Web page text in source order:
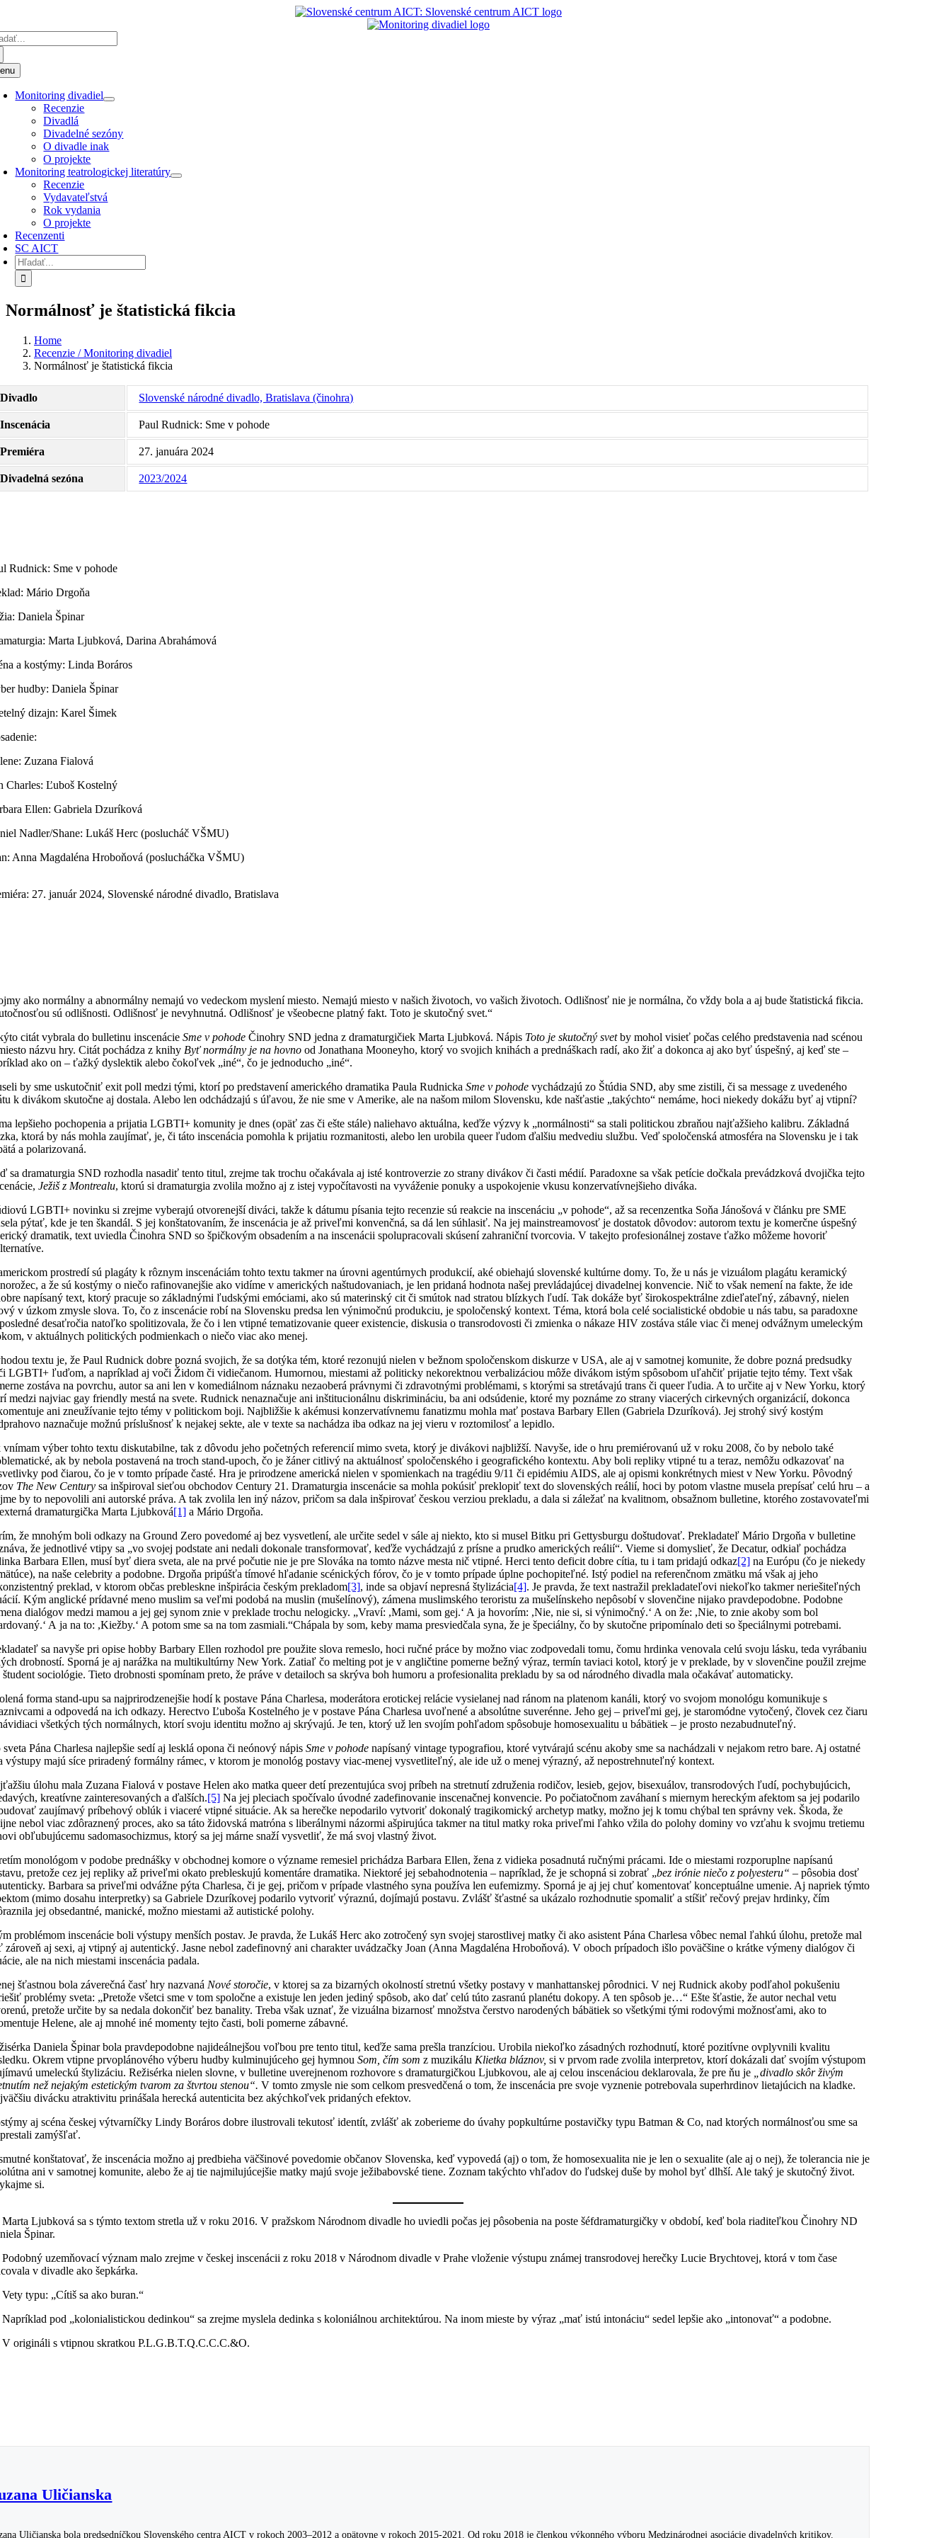
obsahu
Monitoring divadiel
Recenzie
Divadlá
Divadelné sezóny
O divadle inak
O projekte
Monitoring teatrologickej literatúry
Recenzie
Vydavateľstvá
Rok vydania
O projekte
Recenzenti
SC AICT
Hľadať:
Normálnosť je štatistická fikcia
Home
Recenzie / Monitoring divadiel
Normálnosť je štatistická fikcia
Divadlo Slovenské národné divadlo, Bratislava (činohra)
Inscenácia Paul Rudnick: Sme v pohode
Premiéra 27. januára 2024
Divadelná sezóna 2023/2024
Rudnick: Sme v pohode
Mário Drgoňa
Daniela Špinar
Marta Ljubková, Darina Abrahámová
a kostýmy: Linda Boráros
hudby: Daniela Špinar
dizajn: Karel Šimek
Zuzana Fialová
Charles: Ľuboš Kostelný
Ellen: Gabriela Dzuríková
Nadler/Shane: Lukáš Herc (poslucháč VŠMU)
Anna Magdaléna Hroboňová (poslucháčka VŠMU)
27. január 2024, Slovenské národné divadlo, Bratislava
ako normálny a abnormálny nemajú vo vedeckom myslení miesto. Nemajú miesto v našich životoch, vo vašich životoch. Odlišnosť nie je normálna, čo vždy bola a aj bude štatistická fikcia.
sú odlišnosti. Odlišnosť je nevyhnutná. Odlišnosť je všeobecne platný fakt. Toto je skutočný svet.“
citát vybrala do bulletinu inscenácieSme v pohodeČinohry SND jedna z dramaturgičiek Marta Ljubková. Nápis Toto je skutočný svetby mohol visieť počas celého predstavenia nad scénou
názvu hry. Citát pochádza z knihy Byť normálny je na hovno od Jonathana Mooneyho, ktorý vo svojich knihách a prednáškach radí, ako žiť a dokonca aj ako byť úspešný, aj keď ste –
ako on – ťažký dyslektik alebo čokoľvek „iné“, čo je jednoducho „iné“.
by sme uskutočniť exit poll medzi tými, ktorí po predstavení amerického dramatika Paula RudnickaSme v pohode vychádzajú zo Štúdia SND, aby sme zistili, či sa message z uvedeného
k divákom skutočne aj dostala. Alebo len odchádzajú s úľavou, že nie sme v Amerike, ale na našom milom Slovensku, kde našťastie „takýchto“ nemáme, hoci niekedy dokážu byť aj vtipní?
lepšieho pochopenia a prijatia LGBTI+ komunity je dnes (opäť zas či ešte stále) naliehavo aktuálna, keďže výzvy k „normálnosti“ sa stali politickou zbraňou najťažšieho kalibru. Základná
ktorá by nás mohla zaujímať, je, či táto inscenácia pomohla k prijatiu rozmanitosti, alebo len urobila queer ľudom ďalšiu medvediu službu. Veď spoločenská atmosféra na Slovensku je i tak
a polarizovaná.
sa dramaturgia SND rozhodla nasadiť tento titul, zrejme tak trochu očakávala aj isté kontroverzie zo strany divákov či časti médií. Paradoxne sa však petície dočkala prevádzková dvojička tejto
Ježiš z Montrealu, ktorú si dramaturgia zvolila možno aj z istej vypočítavosti na vyváženie ponuky a uspokojenie vkusu konzervatívnejšieho diváka.
LGBTI+ novinku si zrejme vyberajú otvorenejší diváci, takže k dátumu písania tejto recenzie sú reakcie na inscenáciu „v pohode“, až sa recenzentka Soňa Jánošová v článku pre SME
pýtať, kde je ten škandál. S jej konštatovaním, že inscenácia je až priveľmi konvenčná, sa dá len súhlasiť. Na jej mainstreamovosť je dostatok dôvodov: autorom textu je komerčne úspešný
dramatik, text uviedla Činohra SND so špičkovým obsadením a na inscenácii spolupracovali skúsení zahraniční tvorcovia. V takejto profesionálnej zostave ťažko môžeme hovoriť
prostredí sú plagáty k rôznym inscenáciám tohto textu takmer na úrovni agentúrnych produkcií, aké obiehajú slovenské kultúrne domy. To, že u nás je vizuálom plagátu keramický
a že sú kostýmy o niečo rafinovanejšie ako vidíme v amerických naštudovaniach, je len pridaná hodnota našej prevládajúcej divadelnej konvencie. Nič to však nemení na fakte, že ide
napísaný text, ktorý pracuje so základnými ľudskými emóciami, ako sú materinský cit či smútok nad stratou blízkych ľudí. Tak dokáže byť širokospektrálne zdieľateľný, zábavný, nielen
v úzkom zmysle slova. To, čo z inscenácie robí na Slovensku predsa len výnimočnú produkciu, je spoločenský kontext. Téma, ktorá bola celé socialistické obdobie u nás tabu, sa paradoxne
desaťročia natoľko spolitizovala, že čo i len vtipné tematizovanie queer existencie, diskusia o transrodovosti či zmienka o nákaze HIV zostáva stále viac či menej odvážnym umeleckým
v aktuálnych politických podmienkach o niečo viac ako menej.
textu je, že Paul Rudnick dobre pozná svojich, že sa dotýka tém, ktoré rezonujú nielen v bežnom spoločenskom diskurze v USA, ale aj v samotnej komunite, že dobre pozná predsudky
LGBTI+ ľuďom, a napríklad aj voči Židom či vidiečanom. Humornou, miestami až politicky nekorektnou verbalizáciou môže divákom istým spôsobom uľahčiť prijatie tejto témy. Text však
zostáva na povrchu, autor sa ani len v komediálnom náznaku nezaoberá právnymi či zdravotnými problémami, s ktorými sa stretávajú trans či queer ľudia. A to určite aj v New Yorku, ktorý
medzi najviac gay friendly mestá na svete. Rudnick nenaznačuje ani inštitucionálnu diskrimináciu, ba ani odsúdenie, ktoré my poznáme zo strany viacerých cirkevných organizácií, dokonca
ani zneužívanie tejto témy v politickom boji. Najbližšie k akémusi konzervatívnemu fanatizmu mohla mať postava Barbary Ellen (Gabriela Dzuríková). Jej strohý sivý kostým
naznačuje možnú príslušnosť k nejakej sekte, ale v texte sa nachádza iba odkaz na jej vieru v roztomilosť a lepidlo.
výber tohto textu diskutabilne, tak z dôvodu jeho početných referencií mimo sveta, ktorý je divákovi najbližší. Navyše, ide o hru premiérovanú už v roku 2008, čo by nebolo také
ak by nebola postavená na troch stand-upoch, čo je žáner citlivý na aktuálnosť spoločenského i geografického kontextu. Aby boli repliky vtipné tu a teraz, nemôžu odkazovať na
pod čiarou, čo je v tomto prípade časté. Hra je prirodzene americká nielen v spomienkach na tragédiu 9/11 či epidémiu AIDS, ale aj opismi konkrétnych miest v New Yorku. Pôvodný
The New Century sa inšpiroval sieťou obchodov Century 21. Dramaturgia inscenácie sa mohla pokúsiť preklopiť text do slovenských reálií, hoci by potom vlastne musela prepísať celú hru – a
by to nepovolili ani autorské práva. A tak zvolila len iný názov, pričom sa dala inšpirovať českou verziou prekladu, a dala si záležať na kvalitnom, obsažnom bulletine, ktorého zostavovateľmi
dramaturgička Marta Ljubková[1] a Mário Drgoňa.
že mnohým boli odkazy na Ground Zero povedomé aj bez vysvetlení, ale určite sedel v sále aj niekto, kto si musel Bitku pri Gettysburgu doštudovať. Prekladateľ Mário Drgoňa v bulletine
že jednotlivé vtipy sa „vo svojej podstate ani nedali dokonale transformovať, keďže vychádzajú z prísne a prudko amerických reálií“. Vieme si domyslieť, že Decatur, odkiaľ pochádza
Barbara Ellen, musí byť diera sveta, ale na prvé počutie nie je pre Slováka na tomto názve mesta nič vtipné. Herci tento deficit dobre cítia, tu i tam pridajú odkaz[2] na Európu (čo je niekedy
na naše celebrity a podobne. Drgoňa pripúšťa tímové hľadanie scénických fórov, čo je v tomto prípade úplne pochopiteľné. Istý podiel na referenčnom zmätku má však aj jeho
preklad, v ktorom občas prebleskne inšpirácia českým prekladom[3], inde sa objaví nepresná štylizácia[4]. Je pravda, že text nastražil prekladateľovi niekoľko takmer neriešiteľných
Kým anglické prídavné meno muslim sa veľmi podobá na muslin (mušelínový), zámena muslimského teroristu za mušelínskeho nepôsobí v slovenčine nijako pravdepodobne. Podobne
dialógov medzi mamou a jej gej synom znie v preklade trochu nelogicky. „Vraví: ,Mami, som gej.‘ A ja hovorím: ,Nie, nie si, si výnimočný.‘ A on že: ,Nie, to znie akoby som bol
A ja na to: ,Kiežby.‘ A potom sme sa na tom zasmiali.“Chápala by som, keby mama presviedčala syna, že je špeciálny, čo by skutočne pripomínalo deti so špeciálnymi potrebami.
sa navyše pri opise hobby Barbary Ellen rozhodol pre použite slova remeslo, hoci ručné práce by možno viac zodpovedali tomu, čomu hrdinka venovala celú svoju lásku, teda vyrábaniu
drobností. Sporná je aj narážka na multikultúrny New York. Zatiaľ čo melting pot je v angličtine pomerne bežný výraz, termín taviaci kotol, ktorý je v preklade, by v slovenčine použil zrejme
študent sociológie. Tieto drobnosti spomínam preto, že práve v detailoch sa skrýva boh humoru a profesionalita prekladu by sa od národného divadla mala očakávať automaticky.
forma stand-upu sa najprirodzenejšie hodí k postave Pána Charlesa, moderátora erotickej relácie vysielanej nad ránom na platenom kanáli, ktorý vo svojom monológu komunikuje s
a odpovedá na ich odkazy. Herectvo Ľuboša Kostelného je v postave Pána Charlesa uvoľnené a absolútne suverénne. Jeho gej – priveľmi gej, je staromódne vytočený, človek cez čiaru
všetkých tých normálnych, ktorí svoju identitu možno aj skrývajú. Je ten, ktorý už len svojím pohľadom spôsobuje homosexualitu u bábätiek – je prosto nezabudnuteľný.
sveta Pána Charlesa najlepšie sedí aj lesklá opona či neónový nápisSme v pohodenapísaný vintage typografiou, ktoré vytvárajú scénu akoby sme sa nachádzali v nejakom retro bare. Aj ostatné
výstupy majú síce priradený formálny rámec, v ktorom je monológ postavy viac-menej vysvetliteľný, ale ide už o menej výrazný, až nepostrehnuteľný kontext.
úlohu mala Zuzana Fialová v postave Helen ako matka queer detí prezentujúca svoj príbeh na stretnutí združenia rodičov, lesieb, gejov, bisexuálov, transrodových ľudí, pochybujúcich,
kreatívne zainteresovaných a ďalších.[5] Na jej pleciach spočívalo úvodné zadefinovanie inscenačnej konvencie. Po počiatočnom zaváhaní s miernym hereckým afektom sa jej podarilo
zaujímavý príbehový oblúk i viaceré vtipné situácie. Ak sa herečke nepodarilo vytvoriť dokonalý tragikomický archetyp matky, možno jej k tomu chýbal ten správny vek. Škoda, že
nebol viac zdôraznený proces, ako sa táto židovská matróna s liberálnymi názormi ašpirujúca takmer na titul matky roka priveľmi ľahko vžila do polohy dominy vo vzťahu k svojmu tretiemu
obľubujúcemu sadomasochizmus, ktorý sa jej márne snaží vysvetliť, že má svoj vlastný život.
monológom v podobe prednášky v obchodnej komore o význame remesiel prichádza Barbara Ellen, žena z vidieka posadnutá ručnými prácami. Ide o miestami rozporuplne napísanú
pretože cez jej repliky až priveľmi okato prebleskujú komentáre dramatika. Niektoré jej sebahodnotenia – napríklad, že je schopná si zobrať „bez irónie niečo z polyesteru“ – pôsobia dosť
Barbara sa priveľmi odvážne pýta Charlesa, či je gej, pričom v prípade vlastného syna používa len eufemizmy. Sporná je aj jej chuť komentovať konceptuálne umenie. Aj napriek týmto
(mimo dosahu interpretky) sa Gabriele Dzuríkovej podarilo vytvoriť výraznú, dojímajú postavu. Zvlášť šťastné sa ukázalo rozhodnutie spomaliť a stíšiť rečový prejav hrdinky, čím
jej obsedantné, manické, možno miestami až autistické polohy.
problémom inscenácie boli výstupy menších postav. Je pravda, že Lukáš Herc ako zotročený syn svojej starostlivej matky či ako asistent Pána Charlesa vôbec nemal ľahkú úlohu, pretože mal
zároveň aj sexi, aj vtipný aj autentický. Jasne nebol zadefinovný ani charakter uvádzačky Joan (Anna Magdaléna Hroboňová). V oboch prípadoch išlo poväčšine o krátke výmeny dialógov či
ale na nich miestami inscenácia padala.
šťastnou bola záverečná časť hry nazvaná Nové storočie, v ktorej sa za bizarných okolností stretnú všetky postavy v manhattanskej pôrodnici. V nej Rudnick akoby podľahol pokušeniu
problémy sveta: „Pretože všetci sme v tom spoločne a existuje len jeden jediný spôsob, ako dať celú túto zasranú planétu dokopy. A ten spôsob je…“ Ešte šťastie, že autor nechal vetu
pretože určite by sa nedala dokončiť bez banality. Treba však uznať, že vizuálna bizarnosť množstva čerstvo narodených bábätiek so všetkými tými rodovými možnosťami, ako to
Helene, ale aj mnohé iné momenty tejto časti, boli pomerne zábavné.
Daniela Špinar bola pravdepodobne najideálnejšou voľbou pre tento titul, keďže sama prešla tranzíciou. Urobila niekoľko zásadných rozhodnutí, ktoré pozitívne ovplyvnili kvalitu
Okrem vtipne prvoplánového výberu hudby kulminujúceho gej hymnouSom, čím som z muzikálu Klietka bláznov, si v prvom rade zvolila interpretov, ktorí dokázali dať svojím výstupom
umeleckú štylizáciu. Režisérka nielen slovne, v bulletine uverejnenom rozhovore s dramaturgičkou Ljubkovou, ale aj celou inscenáciou deklarovala, že pre ňu je
„divadlo skôr živým
než nejakým estetickým tvarom za štvrtou stenou“.V tomto zmysle nie som celkom presvedčená o tom, že inscenácia pre svoje vyznenie potrebovala superhrdinov lietajúcich na kladke.
divácku atraktivitu prinášala herecká autenticita bez akýchkoľvek pridaných efektov.
aj scéna českej výtvarníčky Lindy Boráros dobre ilustrovali tekutosť identít, zvlášť ak zoberieme do úvahy popkultúrne postavičky typu Batman & Co, nad ktorých normálnosťou sme sa
zamýšľať.
konštatovať, že inscenácia možno aj predbieha väčšinové povedomie občanov Slovenska, keď vypovedá (aj) o tom, že homosexualita nie je len o sexualite (ale aj o nej), že tolerancia nie je
ani v samotnej komunite, alebo že aj tie najmilujúcejšie matky majú svoje ježibabovské tiene. Zoznam takýchto vhľadov do ľudskej duše by mohol byť dlhší. Ale taký je skutočný život.
si.
Marta Ljubková sa s týmto textom stretla už v roku 2016. V pražskom Národnom divadle ho uviedli počas jej pôsobenia na poste šéfdramaturgičky v období, keď bola riaditeľkou Činohry ND
Špinar.
Podobný uzemňovací význam malo zrejme v českej inscenácii z roku 2018 v Národnom divadle v Prahe vloženie výstupu známej transrodovej herečky Lucie Brychtovej, ktorá v tom čase
v divadle ako šepkárka.
Vety typu: „Cítiš sa ako buran.“
Napríklad pod „kolonialistickou dedinkou“ sa zrejme myslela dedinka s koloniálnou architektúrou. Na inom mieste by výraz „mať istú intonáciu“ sedel lepšie ako „intonovať“ a podobne.
V origináli s vtipnou skratkou P.L.G.B.T.Q.C.C.C.&O.
Uličianska
Uličianska bola predsedníčkou Slovenského centra AICT v rokoch 2003–2012 a opätovne v rokoch 2015-2021. Od roku 2018 je členkou výkonného výboru Medzinárodnej asociácie divadelných kritikov.